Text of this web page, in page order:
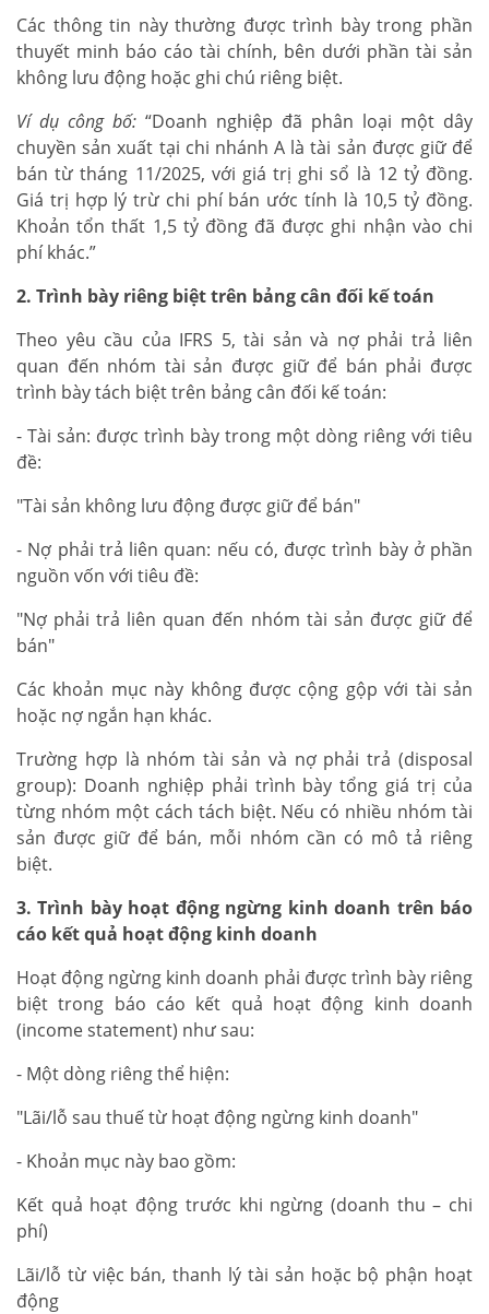
Các thông tin này thường được trình bày trong phần
thuyết minh báo cáo tài chính, bên dưới phần tài sản
không lưu động hoặc ghi chú riêng biệt.
Ví dụ công bố: “Doanh nghiệp đã phân loại một dây
chuyền sản xuất tại chi nhánh A là tài sản được giữ để
bán từ tháng 11/2025, với giá trị ghi sổ là 12 tỷ đồng.
Giá trị hợp lý trừ chi phí bán ước tính là 10,5 tỷ đồng.
Khoản tổn thất 1,5 tỷ đồng đã được ghi nhận vào chi
phí khác.”
2. Trình bày riêng biệt trên bảng cân đối kế toán
Theo yêu cầu của IFRS 5, tài sản và nợ phải trả liên
quan đến nhóm tài sản được giữ để bán phải được
trình bày tách biệt trên bảng cân đối kế toán:
- Tài sản: được trình bày trong một dòng riêng với tiêu
đề:
"Tài sản không lưu động được giữ để bán"
- Nợ phải trả liên quan: nếu có, được trình bày ở phần
nguồn vốn với tiêu đề:
"Nợ phải trả liên quan đến nhóm tài sản được giữ để
bán"
Các khoản mục này không được cộng gộp với tài sản
hoặc nợ ngắn hạn khác.
Trường hợp là nhóm tài sản và nợ phải trả (disposal
group): Doanh nghiệp phải trình bày tổng giá trị của
từng nhóm một cách tách biệt. Nếu có nhiều nhóm tài
sản được giữ để bán, mỗi nhóm cần có mô tả riêng
biệt.
3. Trình bày hoạt động ngừng kinh doanh trên báo
cáo kết quả hoạt động kinh doanh
Hoạt động ngừng kinh doanh phải được trình bày riêng
biệt trong báo cáo kết quả hoạt động kinh doanh
(income statement) như sau:
- Một dòng riêng thể hiện:
"Lãi/lỗ sau thuế từ hoạt động ngừng kinh doanh"
- Khoản mục này bao gồm:
Kết quả hoạt động trước khi ngừng (doanh thu – chi
phí)
Lãi/lỗ từ việc bán, thanh lý tài sản hoặc bộ phận hoạt
động